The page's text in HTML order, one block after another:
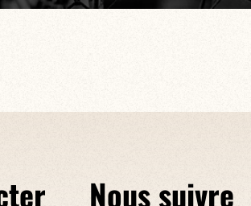
EN SAVOIR PLUS Nous suivre